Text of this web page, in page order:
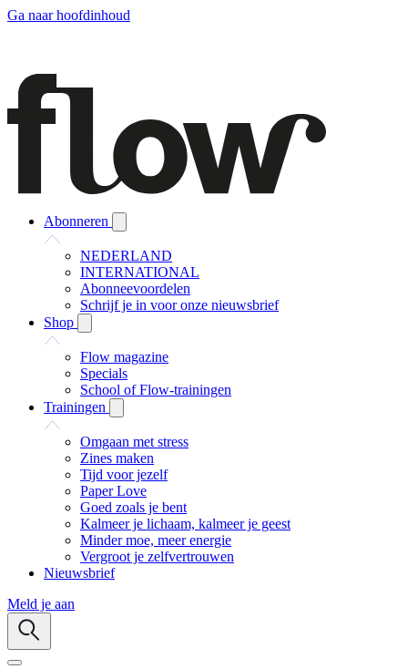
Ga naar hoofdinhoud
Abonneren
NEDERLAND
INTERNATIONAL
Abonneevoordelen
Schrijf je in voor onze nieuwsbrief
Shop
Flow magazine
Specials
School of Flow-trainingen
Trainingen
Omgaan met stress
Zines maken
Tijd voor jezelf
Paper Love
Goed zoals je bent
Kalmeer je lichaam, kalmeer je geest
Minder moe, meer energie
Vergroot je zelfvertrouwen
Nieuwsbrief
Meld je aan